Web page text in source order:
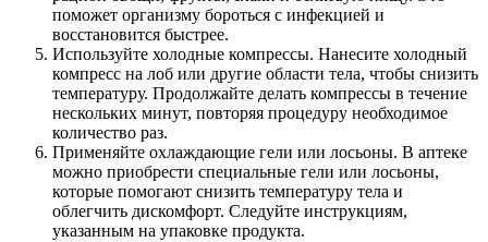
поможет организму бороться с инфекцией и
восстановится быстрее.
Используйте холодные компрессы. Нанесите холодный
компресс на лоб или другие области тела, чтобы снизить
температуру. Продолжайте делать компрессы в течение
нескольких минут, повторяя процедуру необходимое
количество раз.
Применяйте охлаждающие гели или лосьоны. В аптеке
можно приобрести специальные гели или лосьоны,
которые помогают снизить температуру тела и
облегчить дискомфорт. Следуйте инструкциям,
указанным на упаковке продукта.